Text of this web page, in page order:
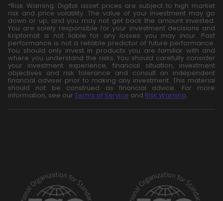
*Risk Warning: Digital asset prices are subject to high market
risk and price volatility. The value of your investment may go
down or up, and you may not get back the amount invested.
You are solely responsible for your investment decisions and
Kriptomat is not liable for any losses you may incur. Past
performance is not a reliable predictor of future performance.
You should only invest in products you are familiar with and
where you understand the risks. You should carefully consider
your investment experience, financial situation, investment
objectives and risk tolerance and consult an independent
financial adviser prior to making any investment. This material
should not be construed as financial advice. For more
information, see our Terms of Service and Risk Warning.